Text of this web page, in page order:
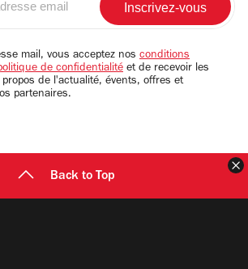
mail, vous acceptez nos conditions
de confidentialité et de recevoir les
de l'actualité, évents, offres et
partenaires.
Back to Top